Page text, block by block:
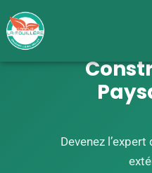
Certificat
Devenez